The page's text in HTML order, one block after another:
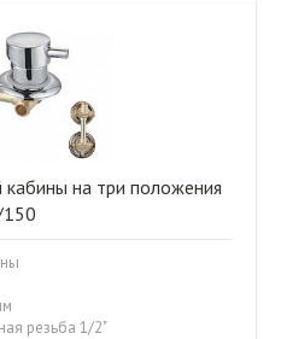
на три положения
резьба 1/2"